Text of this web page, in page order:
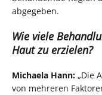
abgegeben.
Wie viele
Haut zu erzielen?
Michaela Hann: „Die
von mehreren